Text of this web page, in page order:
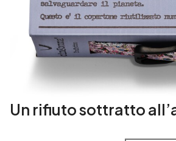
Un rifiuto sottratto